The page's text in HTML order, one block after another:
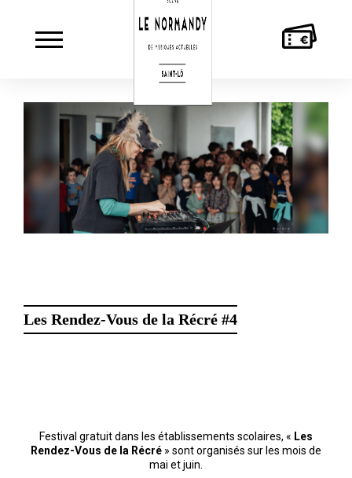
NORMANDY
MUSICIEN·NES
Les Rendez-Vous de la Récré #4
Festival gratuit dans les établissements scolaires, « Les
Rendez-Vous de la Récré » sont organisés sur les mois de
mai et juin.